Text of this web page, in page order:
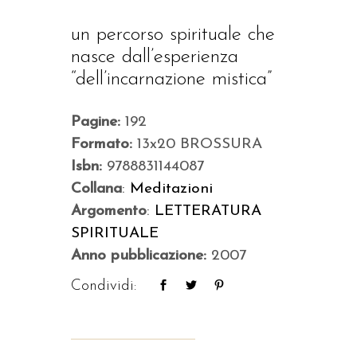
un percorso spirituale che
nasce dall’esperienza
“dell’incarnazione mistica”
Pagine: 192
Formato: 13x20 BROSSURA
Isbn: 9788831144087
Collana: Meditazioni
Argomento: LETTERATURA
SPIRITUALE
Anno pubblicazione: 2007
Condividi: